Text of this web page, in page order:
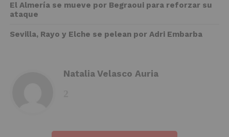
El Almería se mueve por Begraoui para reforzar su
ataque
Sevilla, Rayo y Elche se pelean por Adri Embarba
Natalia Velasco Auria